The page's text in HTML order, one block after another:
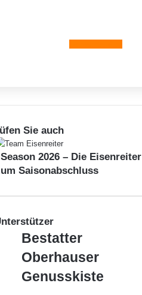
Sie auch
2026 – Die Eisenreiter
Saisonabschluss
B
s
t
Bestatter
Oberhauser
G
Genusskiste